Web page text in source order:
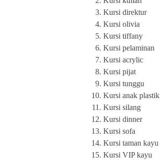
Kursi direktur
Kursi olivia
Kursi tiffany
Kursi pelaminan
Kursi acrylic
Kursi pijat
Kursi tunggu
Kursi anak plastik
Kursi silang
Kursi dinner
Kursi sofa
Kursi taman kayu
Kursi VIP kayu